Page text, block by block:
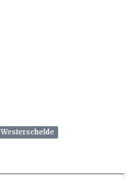
Westerschelde